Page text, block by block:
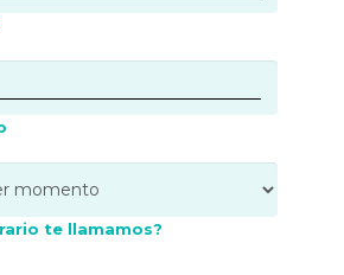
te llamamos?